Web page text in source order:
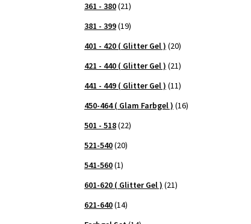
361 - 380(21)
381 - 399(19)
401 - 420 ( Glitter Gel ) (20)
421 - 440 ( Glitter Gel ) (21)
441 - 449 ( Glitter Gel ) (11)
450-464 ( Glam Farbgel ) (16)
501 - 518(22)
521-540(20)
541-560(1)
601-620 ( Glitter Gel ) (21)
621-640(14)